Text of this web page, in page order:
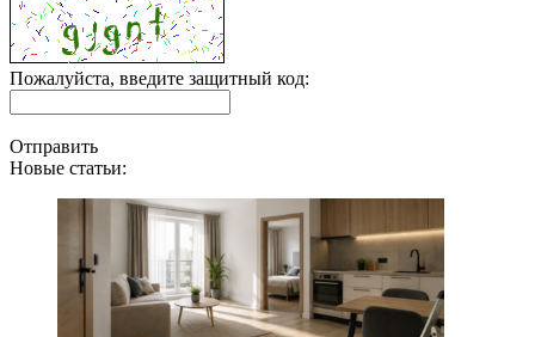
Пожалуйста, введите защитный код:
Отправить
Новые статьи: